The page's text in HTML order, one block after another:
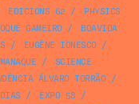
EDICIONS 62 /
PHYSICS
GAMEIRO/
BOAVIDA
/ EUGÈNE IONESCO/
/
SCIENCE
ÁLVARO TORRÃO/
/ EXPO 58 /